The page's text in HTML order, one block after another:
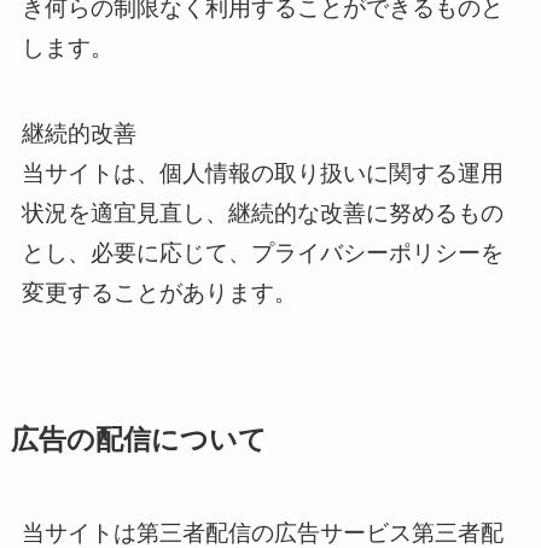
き何らの制限なく利用することができるものと
します。
継続的改善
当サイトは、個人情報の取り扱いに関する運用
状況を適宜見直し、継続的な改善に努めるもの
とし、必要に応じて、プライバシーポリシーを
変更することがあります。
広告の配信について
当サイトは第三者配信の広告サービス第三者配